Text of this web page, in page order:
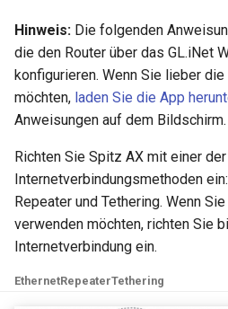
Hinweis: Die folgenden
die den Router über das GL.iNet
konfigurieren. Wenn Sie lieber
möchten, laden Sie die App
Anweisungen auf dem Bildschirm.
Richten Sie Spitz AX mit einer
Internetverbindungsmethoden
Repeater und Tethering. Wenn
verwenden möchten, richten Sie
Internetverbindung ein.
EthernetRepeaterTethering